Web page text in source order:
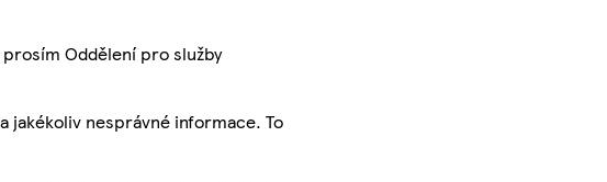
Oddělení pro služby
jakékoliv nesprávné informace. To